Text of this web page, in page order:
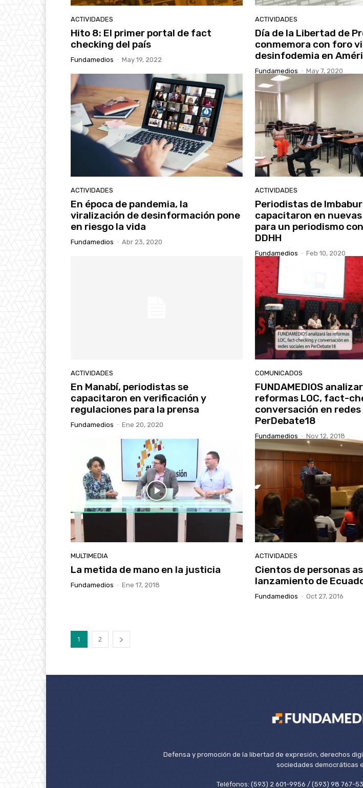
ACTIVIDADES
Hito 8: El primer portal de fact
checking del país
Fundamedios - May 19, 2022
ACTIVIDADES
Día de la Libertad de
conmemora con foro
desinfodemia en
Fundamedios - May 7, 2020
ACTIVIDADES
En época de pandemia, la
viralización de desinformación pone
en riesgo la vida
Fundamedios - Abr 23, 2020
ACTIVIDADES
Periodistas de
capacitaron en
para un periodismo
DDHH
Fundamedios - Feb 10, 2020
ACTIVIDADES
En Manabí, periodistas se
capacitaron en verificación y
regulaciones para la prensa
Fundamedios - Ene 20, 2020
COMUNICADOS
FUNDAMEDIOS
reformas LOC, fact-
conversación en redes
PerDebate18
Fundamedios - Nov 12, 2018
MULTIMEDIA
La metida de mano en la justicia
Fundamedios - Ene 17, 2018
ACTIVIDADES
Cientos de personas
lanzamiento de
Fundamedios - Oct 27, 2016
1 2
Defensa y promoción de la libertad de expresión, derechos
sociedades democráticas
Teléfonos: (593) 2 601-9956 / (593) 98 767-